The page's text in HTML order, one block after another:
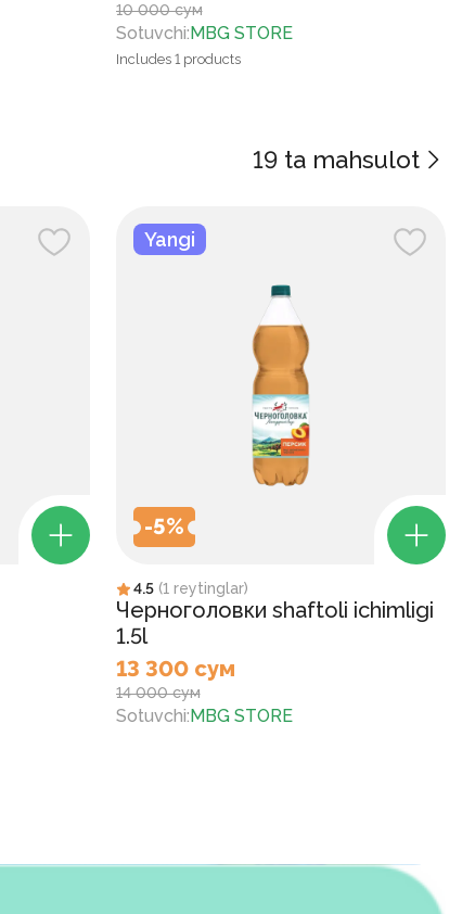
10 000 сум
Sotuvchi:MBG STORE
Includes 1products
19 ta mahsulot
-5%
Yangi
4.5 (1 reytinglar)
Черноголовки shaftoli ichimligi
1.5l
13 300 сум
14 000 сум
Sotuvchi:MBG STORE